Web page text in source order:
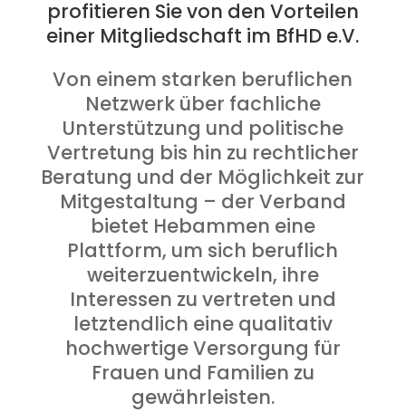
profitieren Sie von den Vorteilen
einer Mitgliedschaft im BfHD e.V.
Von einem starken beruflichen
Netzwerk über fachliche
Unterstützung und politische
Vertretung bis hin zu rechtlicher
Beratung und der Möglichkeit zur
Mitgestaltung – der Verband
bietet Hebammen eine
Plattform, um sich beruflich
weiterzuentwickeln, ihre
Interessen zu vertreten und
letztendlich eine qualitativ
hochwertige Versorgung für
Frauen und Familien zu
gewährleisten.